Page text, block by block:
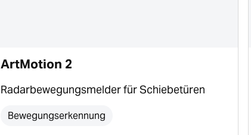
ArtMotion 2
Radarbewegungsmelder für Schiebetüren
Bewegungserkennung